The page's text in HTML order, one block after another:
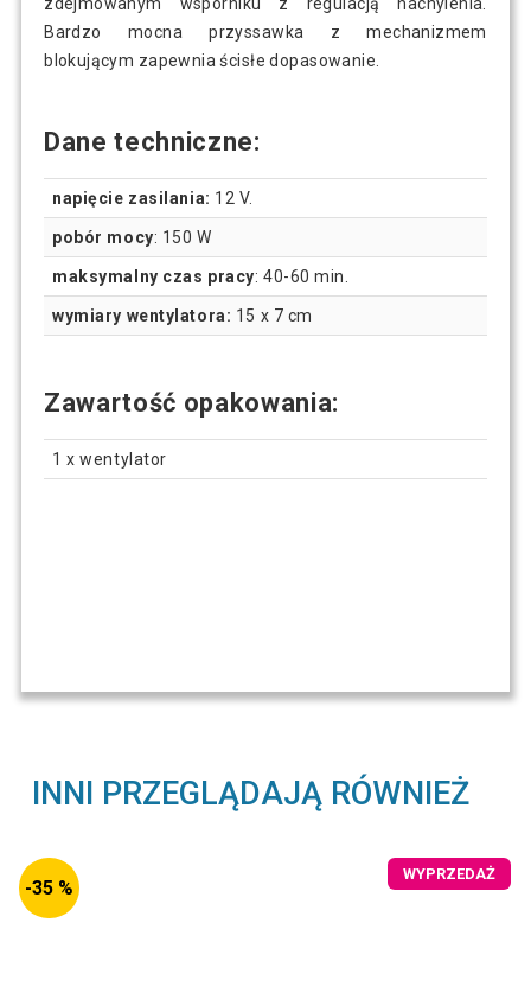
Bardzo mocna przyssawka z mechanizmem
blokującym zapewnia ścisłe dopasowanie.
Dane techniczne:
napięcie zasilania: 12 V.
pobór mocy: 150 W
maksymalny czas pracy: 40-60 min.
wymiary wentylatora: 15 x 7 cm
Zawartość opakowania:
1 x wentylator
INNI PRZEGLĄDAJĄ RÓWNIEŻ
-35 %
WYPRZEDAŻ